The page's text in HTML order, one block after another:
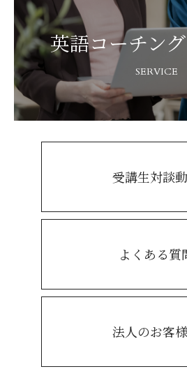
英語コーチン
SERVICE
受講生対談
よくある質
法人のお客